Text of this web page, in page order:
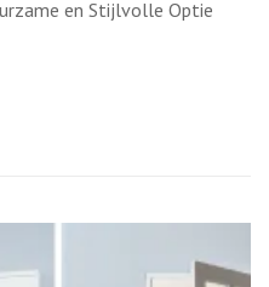
van
een
en Stijlvolle Optie